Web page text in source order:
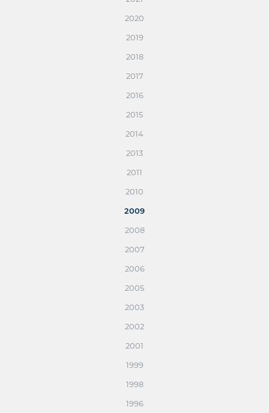
2020
2019
2018
2017
2016
2015
2014
2013
2011
2010
2009
2008
2007
2006
2005
2003
2002
2001
1999
1998
1996